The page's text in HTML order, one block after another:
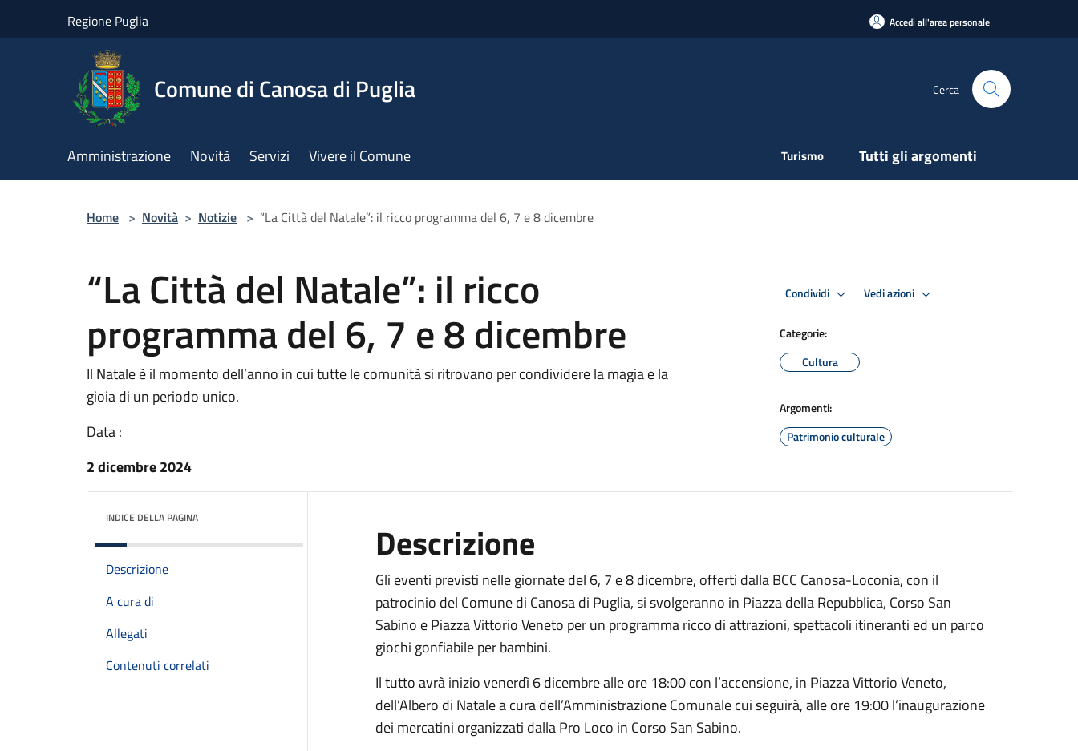
Regione Puglia Accedi all'area personale
Comune di Canosa di Puglia Cerca
Amministrazione Novità Servizi Vivere il Comune Turismo Tutti gli argomenti
Home > Novità > Notizie > “La Città del Natale”: il ricco programma del 6, 7 e 8 dicembre
“La Città del Natale”: il ricco
programma del 6, 7 e 8 dicembre
Il Natale è il momento dell’anno in cui tutte le comunità si ritrovano per condividere la magia e la
gioia di un periodo unico.
Data :
2 dicembre 2024
Condividi Vedi azioni
Categorie:
Cultura
Argomenti:
Patrimonio culturale
INDICE DELLA PAGINA
Descrizione
A cura di
Allegati
Contenuti correlati
Descrizione
Gli eventi previsti nelle giornate del 6, 7 e 8 dicembre, offerti dalla BCC Canosa-Loconia, con il
patrocinio del Comune di Canosa di Puglia, si svolgeranno in Piazza della Repubblica, Corso San
Sabino e Piazza Vittorio Veneto per un programma ricco di attrazioni, spettacoli itineranti ed un parco
giochi gonfiabile per bambini.
Il tutto avrà inizio venerdì 6 dicembre alle ore 18:00 con l’accensione, in Piazza Vittorio Veneto,
dell’Albero di Natale a cura dell’Amministrazione Comunale cui seguirà, alle ore 19:00 l’inaugurazione
dei mercatini organizzati dalla Pro Loco in Corso San Sabino.